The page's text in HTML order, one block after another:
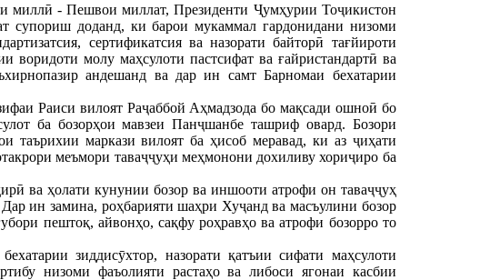
миллӣ - Пешвои миллат, Президенти Ҷумҳурии Тоҷикистон
супориш доданд, ки барои мукаммал гардонидани низоми
сертификатсия ва назорати байторӣ тағйироти
воридоти молу маҳсулоти пастсифат ва ғайристандартӣ ва
андешанд ва дар ин самт Барномаи бехатарии
Раиси вилоят Раҷаббой Аҳмадзода бо мақсади ошноӣ бо
ба бозорҳои мавзеи Панҷшанбе ташриф овард. Бозори
таърихии маркази вилоят ба ҳисоб меравад, ки аз ҷиҳати
меъмори таваҷҷуҳи меҳмонони дохиливу хориҷиро ба
ва ҳолати кунунии бозор ва иншооти атрофи он таваҷҷуҳ
ин замина, роҳбарияти шаҳри Хуҷанд ва масъулини бозор
пештоқ, айвонҳо, сақфу роҳравҳо ва атрофи бозорро то
зиддисӯхтор, назорати қатъии сифати маҳсулоти
низоми фаъолияти растаҳо ва либоси ягонаи касбии